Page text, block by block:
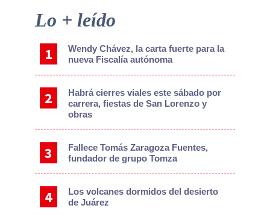
Primary
Sidebar
Lo + leído
Wendy Chávez, la carta fuerte para la
nueva Fiscalía autónoma
Habrá cierres viales este sábado por
carrera, fiestas de San Lorenzo y
obras
Fallece Tomás Zaragoza Fuentes,
fundador de grupo Tomza
Los volcanes dormidos del desierto
de Juárez